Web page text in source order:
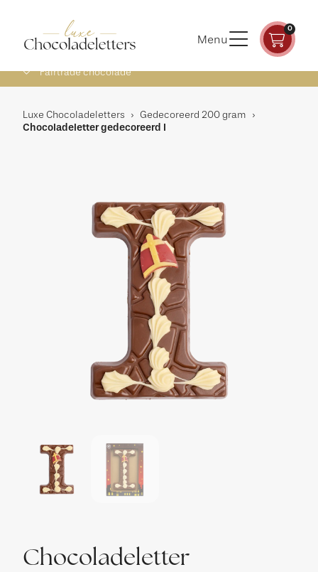
Menu
0
Fairtrade chocolade
Luxe Chocoladeletters › Gedecoreerd 200 gram ›
Chocoladeletter gedecoreerd I
Chocoladeletter